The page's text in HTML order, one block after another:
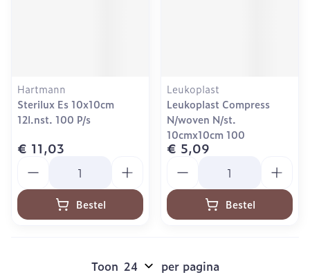
Hartmann
Sterilux Es 10x10cm
12l.nst. 100 P/s
€ 11,03
Bestel
Leukoplast
Leukoplast Compress
N/woven N/st.
10cmx10cm 100
€ 5,09
Bestel
Toon per pagina